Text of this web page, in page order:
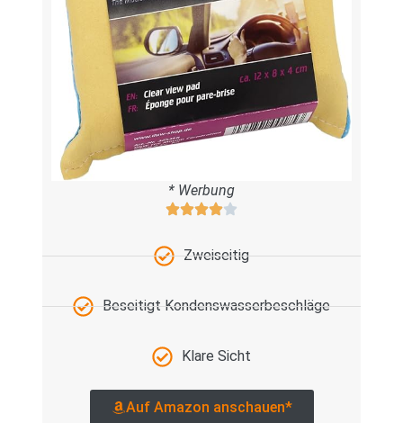
* Werbung
Zweiseitig
Beseitigt Kondenswasserbeschläge
Klare Sicht
Auf Amazon anschauen*